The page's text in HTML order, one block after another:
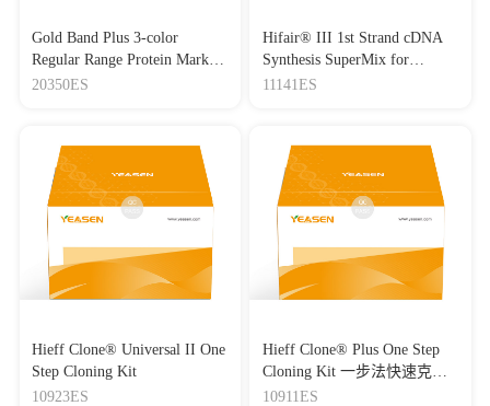
Gold Band Plus 3-color
Regular Range Protein Marker
(8-180 kDa) 三色预染蛋白质
20350ES
Hifair® III 1st Strand cDNA
Synthesis SuperMix for
qPCR(gDNA digester plus)
11141ES
Hieff Clone® Universal II One
Step Cloning Kit
10923ES
Hieff Clone® Plus One Step
Cloning Kit 一步法快速克隆
试剂盒
10911ES